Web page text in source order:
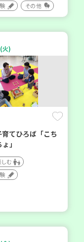
その他
火)
育てひろば「こち
」
む